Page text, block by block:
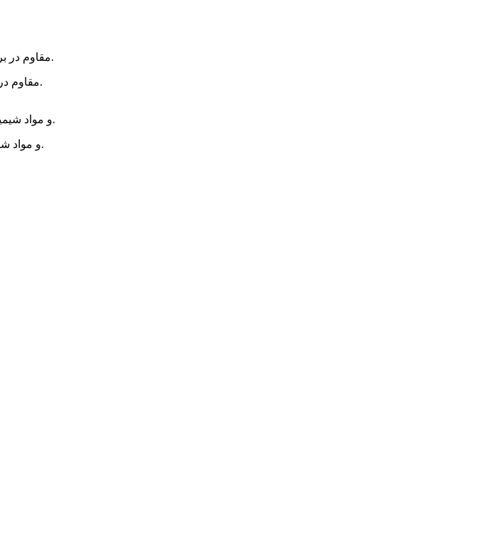
مقاوم در برابر لکه، مقاوم در برابر گرد و غبار، مقاوم در برابر عرق و چربی پوست، با حفظ زیبایی ظاهری.
مقاومت بیشتر در برابر خراش و سایش، ضد آب بودن، مقاومت در برابر آب و هوا، نور UV و مواد شیمیایی.